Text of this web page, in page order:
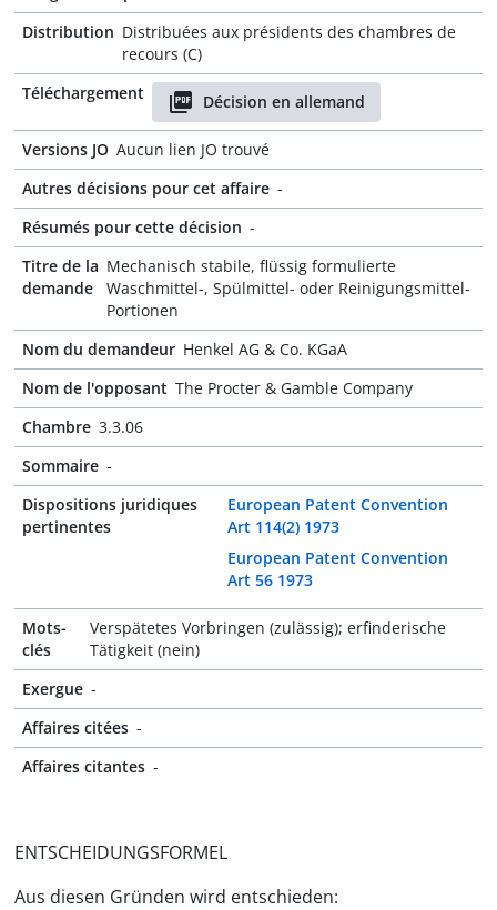
Distribution Distribuées aux présidents des chambres de
recours (C)
Téléchargement
Décision en allemand
Versions JO Aucun lien JO trouvé
Autres décisions pour cet affaire -
Résumés pour cette décision -
Titre de la
demande
Mechanisch stabile, flüssig formulierte
Waschmittel-, Spülmittel- oder Reinigungsmittel-
Portionen
Nom du demandeur Henkel AG & Co. KGaA
Nom de l'opposant The Procter & Gamble Company
Chambre 3.3.06
Sommaire -
Dispositions juridiques
pertinentes
European Patent Convention
Art 114(2) 1973
European Patent Convention
Art 56 1973
Mots-
clés
Verspätetes Vorbringen (zulässig); erfinderische
Tätigkeit (nein)
Exergue -
Affaires citées -
Affaires citantes -
ENTSCHEIDUNGSFORMEL
Aus diesen Gründen wird entschieden: